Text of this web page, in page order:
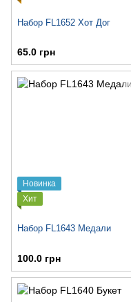
Набор FL1652 Хот Дог
65.0 грн
Новинка
Хит
Набор FL1643 Медали
100.0 грн